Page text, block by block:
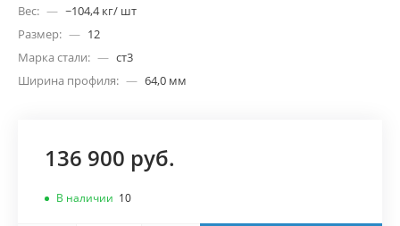
Вес: — ~104,4 кг/ шт
Размер: — 12
Марка стали: — ст3
Ширина профиля: — 64,0 мм
136 900 руб.
В наличии 10